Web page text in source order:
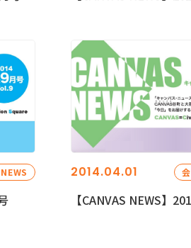
2014.04.01
【CANVAS NEWS】